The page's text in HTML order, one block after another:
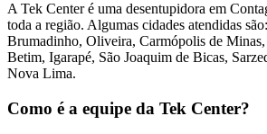
A Tek Center é uma desentupidora em
toda a região. Algumas cidades atendidas
Brumadinho, Oliveira, Carmópolis de
Betim, Igarapé, São Joaquim de Bicas,
Nova Lima.
Como é a equipe da Tek Center?